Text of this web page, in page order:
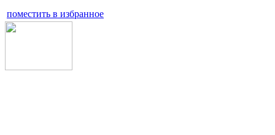
поместить в избранное